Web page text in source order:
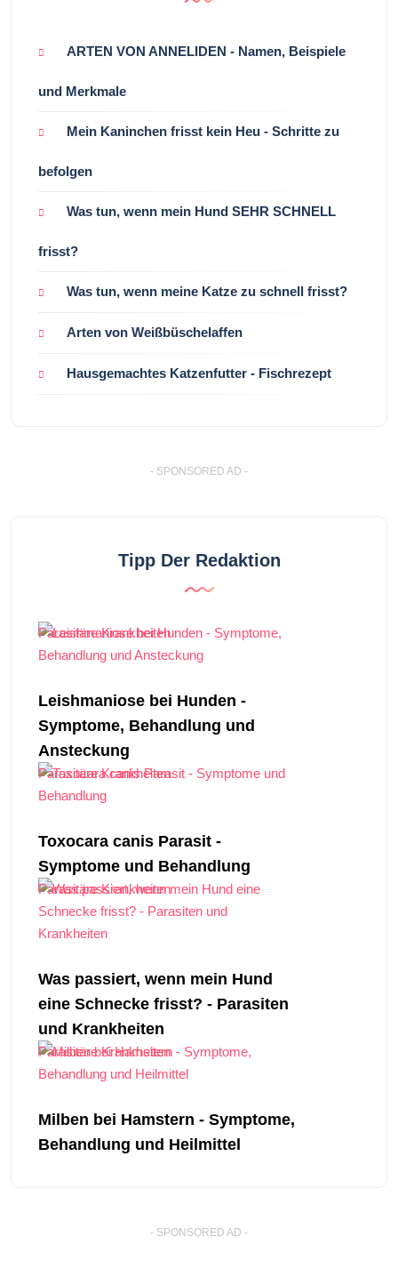
ARTEN VON ANNELIDEN - Namen, Beispiele
und Merkmale
Mein Kaninchen frisst kein Heu - Schritte zu
befolgen
Was tun, wenn mein Hund SEHR SCHNELL
frisst?
Was tun, wenn meine Katze zu schnell frisst?
Arten von Weißbüschelaffen
Hausgemachtes Katzenfutter - Fischrezept
- SPONSORED AD -
Tipp Der Redaktion
Parasitäre Krankheiten
Leishmaniose bei Hunden -
Symptome, Behandlung und
Ansteckung
Parasitäre Krankheiten
Toxocara canis Parasit -
Symptome und Behandlung
Parasitäre Krankheiten
Was passiert, wenn mein Hund
eine Schnecke frisst? - Parasiten
und Krankheiten
Parasitäre Krankheiten
Milben bei Hamstern - Symptome,
Behandlung und Heilmittel
- SPONSORED AD -